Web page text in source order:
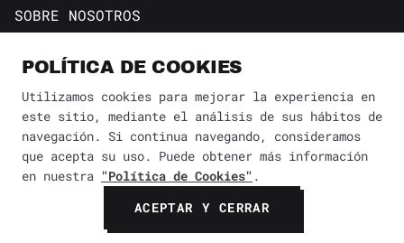
SOBRE NOSOTROS
CONTACTO
Política de cookies
AVISO DE PRIVACIDAD
© 2026 Revista Yaconic. Todos los derechos reservados.
✕
BÚSQUEDA
BUSCAR
POLÍTICA DE COOKIES
Utilizamos cookies para mejorar la experiencia en
este sitio, mediante el análisis de sus hábitos de
navegación. Si continua navegando, consideramos
que acepta su uso. Puede obtener más información
en nuestra "Política de Cookies" .
ACEPTAR Y CERRAR